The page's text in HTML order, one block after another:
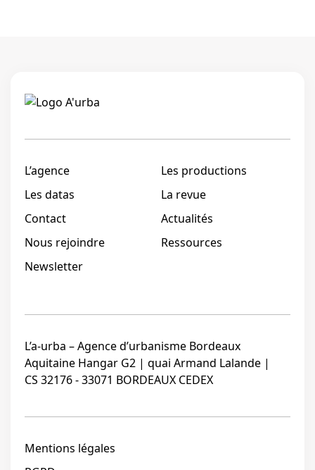
L’agence
Les productions
Les datas
La revue
Contact
Actualités
Nous rejoindre
Ressources
Newsletter
L’a-urba – Agence d’urbanisme Bordeaux
Aquitaine Hangar G2 | quai Armand Lalande |
CS 32176 - 33071 BORDEAUX CEDEX
Mentions légales